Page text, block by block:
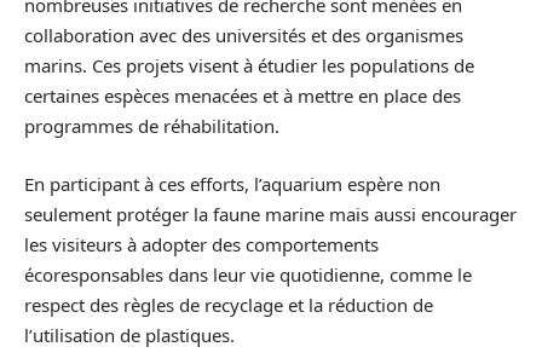
nombreuses initiatives de recherche sont menées en
collaboration avec des universités et des organismes
marins. Ces projets visent à étudier les populations de
certaines espèces menacées et à mettre en place des
programmes de réhabilitation.
En participant à ces efforts, l’aquarium espère non
seulement protéger la faune marine mais aussi encourager
les visiteurs à adopter des comportements
écoresponsables dans leur vie quotidienne, comme le
respect des règles de recyclage et la réduction de
l’utilisation de plastiques.